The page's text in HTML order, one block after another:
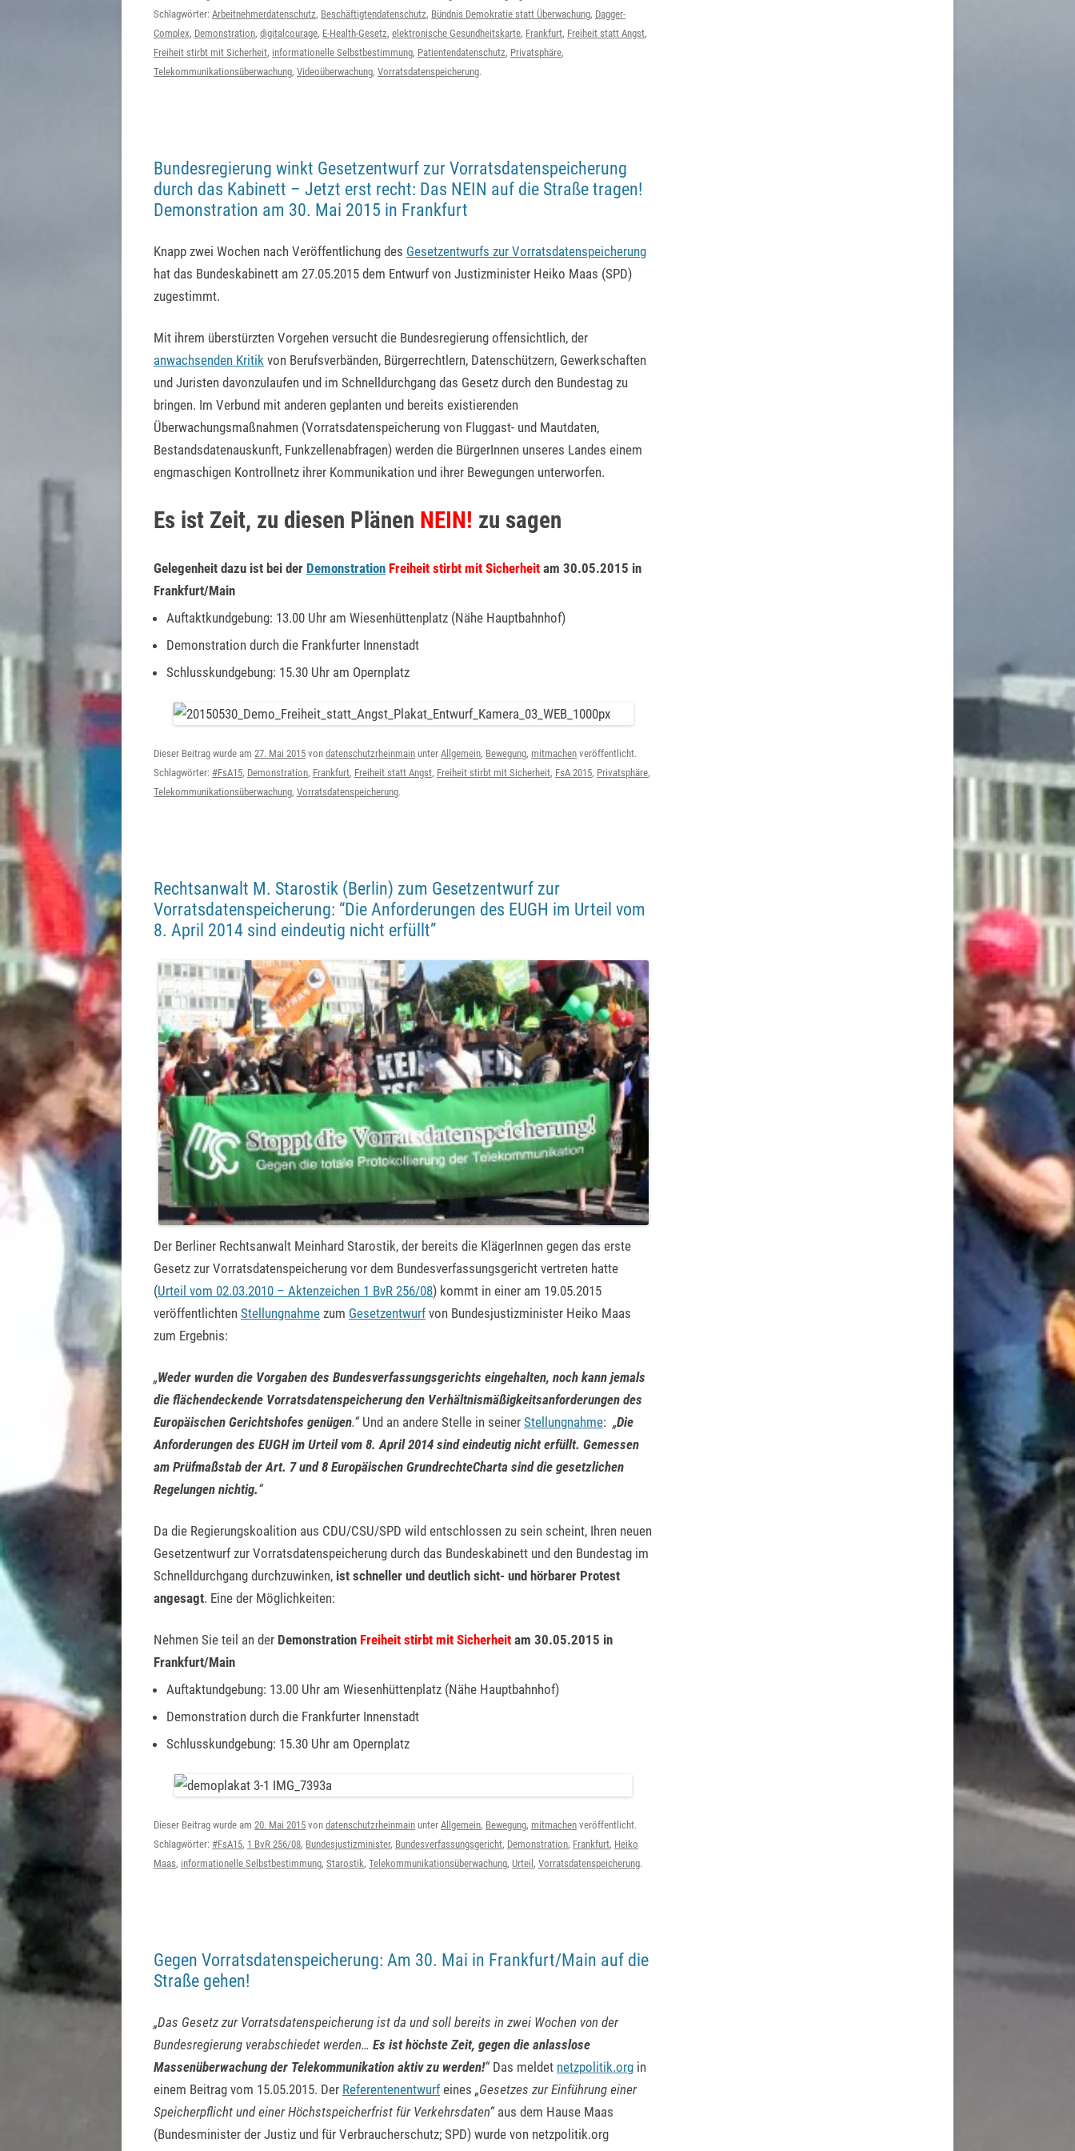
Schlagwörter: Arbeitnehmerdatenschutz, Beschäftigtendatenschutz, Bündnis Demokratie statt Überwachung, Dagger-
Complex, Demonstration, digitalcourage, E-Health-Gesetz, elektronische Gesundheitskarte, Frankfurt, Freiheit statt Angst,
Freiheit stirbt mit Sicherheit, informationelle Selbstbestimmung, Patientendatenschutz, Privatsphäre,
Telekommunikationsüberwachung, Videoüberwachung, Vorratsdatenspeicherung.
Bundesregierung winkt Gesetzentwurf zur Vorratsdatenspeicherung
durch das Kabinett – Jetzt erst recht: Das NEIN auf die Straße tragen!
Demonstration am 30. Mai 2015 in Frankfurt
Knapp zwei Wochen nach Veröffentlichung des Gesetzentwurfs zur Vorratsdatenspeicherung
hat das Bundeskabinett am 27.05.2015 dem Entwurf von Justizminister Heiko Maas (SPD)
zugestimmt.
Mit ihrem überstürzten Vorgehen versucht die Bundesregierung offensichtlich, der
anwachsenden Kritik von Berufsverbänden, Bürgerrechtlern, Datenschützern, Gewerkschaften
und Juristen davonzulaufen und im Schnelldurchgang das Gesetz durch den Bundestag zu
bringen. Im Verbund mit anderen geplanten und bereits existierenden
Überwachungsmaßnahmen (Vorratsdatenspeicherung von Fluggast- und Mautdaten,
Bestandsdatenauskunft, Funkzellenabfragen) werden die BürgerInnen unseres Landes einem
engmaschigen Kontrollnetz ihrer Kommunikation und ihrer Bewegungen unterworfen.
Es ist Zeit, zu diesen Plänen NEIN! zu sagen
Gelegenheit dazu ist bei der Demonstration Freiheit stirbt mit Sicherheit am 30.05.2015 in
Frankfurt/Main
Auftaktkundgebung: 13.00 Uhr am Wiesenhüttenplatz (Nähe Hauptbahnhof)
Demonstration durch die Frankfurter Innenstadt
Schlusskundgebung: 15.30 Uhr am Opernplatz
Dieser Beitrag wurde am 27. Mai 2015 von datenschutzrheinmain unter Allgemein, Bewegung, mitmachen veröffentlicht.
Schlagwörter: #FsA15, Demonstration, Frankfurt, Freiheit statt Angst, Freiheit stirbt mit Sicherheit, FsA 2015, Privatsphäre,
Telekommunikationsüberwachung, Vorratsdatenspeicherung.
Rechtsanwalt M. Starostik (Berlin) zum Gesetzentwurf zur
Vorratsdatenspeicherung: “Die Anforderungen des EUGH im Urteil vom
8. April 2014 sind eindeutig nicht erfüllt”
Der Berliner Rechtsanwalt Meinhard Starostik, der bereits die KlägerInnen gegen das erste
Gesetz zur Vorratsdatenspeicherung vor dem Bundesverfassungsgericht vertreten hatte
(Urteil vom 02.03.2010 – Aktenzeichen 1 BvR 256/08) kommt in einer am 19.05.2015
veröffentlichten Stellungnahme zum Gesetzentwurfvon Bundesjustizminister Heiko Maas
zum Ergebnis:
„Weder wurden die Vorgaben des Bundesverfassungsgerichts eingehalten, noch kann jemals
die flächendeckende Vorratsdatenspeicherung den Verhältnismäßigkeitsanforderungen des
Europäischen Gerichtshofes genügen.“Und an andere Stelle in seiner Stellungnahme: „Die
Anforderungen des EUGH im Urteil vom 8. April 2014 sind eindeutig nicht erfüllt. Gemessen
am Prüfmaßstab der Art. 7 und 8 Europäischen GrundrechteCharta sind die gesetzlichen
Regelungen nichtig.“
Da die Regierungskoalition aus CDU/CSU/SPD wild entschlossen zu sein scheint, Ihren neuen
Gesetzentwurf zur Vorratsdatenspeicherung durch das Bundeskabinett und den Bundestag im
Schnelldurchgang durchzuwinken, ist schneller und deutlich sicht- und hörbarer Protest
angesagt. Eine der Möglichkeiten:
Nehmen Sie teil an der Demonstration Freiheit stirbt mit Sicherheit am 30.05.2015 in
Frankfurt/Main
Auftaktundgebung: 13.00 Uhr am Wiesenhüttenplatz (Nähe Hauptbahnhof)
Demonstration durch die Frankfurter Innenstadt
Schlusskundgebung: 15.30 Uhr am Opernplatz
Dieser Beitrag wurde am 20. Mai 2015 von datenschutzrheinmain unter Allgemein, Bewegung, mitmachen veröffentlicht.
Schlagwörter: #FsA15, 1 BvR 256/08, Bundesjustizminister, Bundesverfassungsgericht, Demonstration, Frankfurt, Heiko
Maas, informationelle Selbstbestimmung, Starostik, Telekommunikationsüberwachung, Urteil , Vorratsdatenspeicherung.
Gegen Vorratsdatenspeicherung: Am 30. Mai in Frankfurt/Main auf die
Straße gehen!
„Das Gesetz zur Vorratsdatenspeicherung ist da und soll bereits in zwei Wochen von der
Bundesregierung verabschiedet werden… Es ist höchste Zeit, gegen die anlasslose
Massenüberwachung der Telekommunikation aktiv zu werden!“Das meldet netzpolitik.org in
einem Beitrag vom 15.05.2015. Der Referentenentwurfeines „Gesetzes zur Einführung einer
Speicherpflicht und einer Höchstspeicherfrist für Verkehrsdaten“aus dem Hause Maas
(Bundesminister der Justiz und für Verbraucherschutz; SPD) wurde von netzpolitik.org